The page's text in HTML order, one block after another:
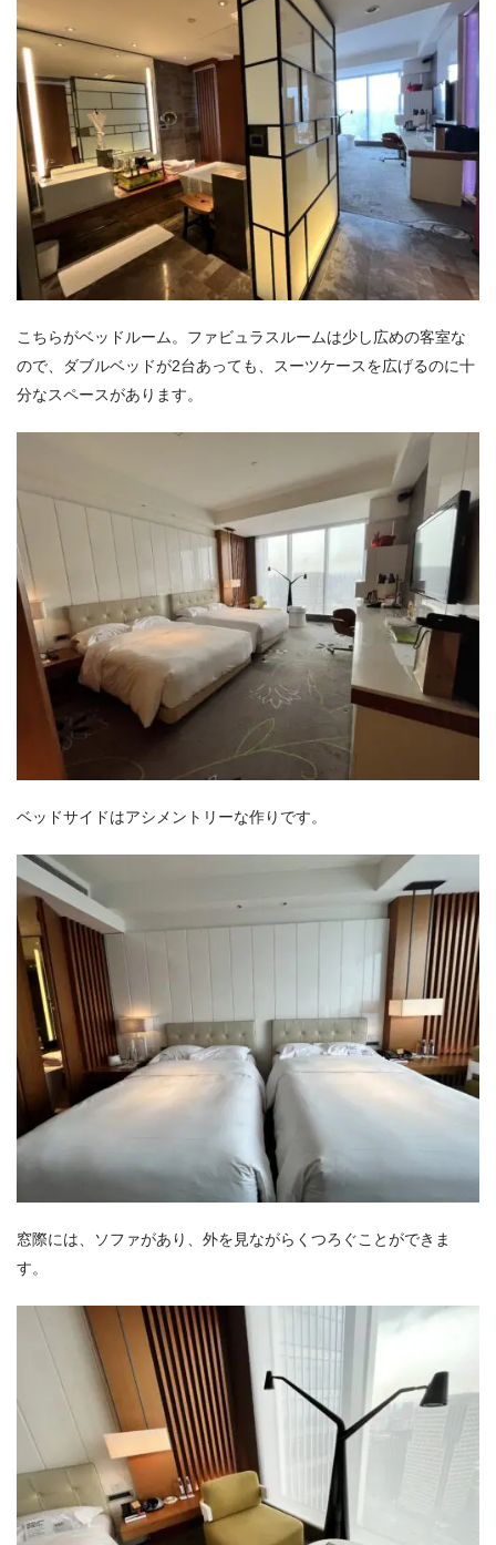
こちらがベッドルーム。ファビュラスルームは少し広めの客室な
ので、ダブルベッドが2台あっても、スーツケースを広げるのに十
分なスペースがあります。
ベッドサイドはアシメントリーな作りです。
窓際には、ソファがあり、外を見ながらくつろぐことができま
す。